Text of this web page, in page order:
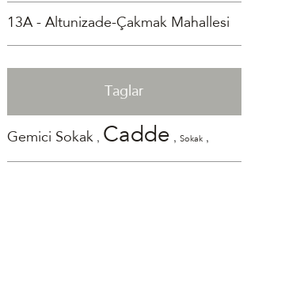
13A - Altunizade-Çakmak Mahallesi
Taglar
Gemici Sokak , Cadde ,Sokak ,